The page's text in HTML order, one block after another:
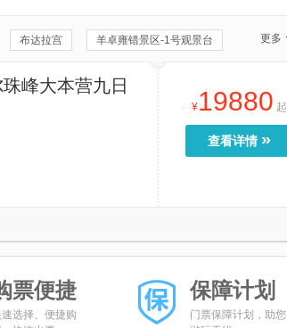
布达拉宫 羊卓雍错景区-1号观景台
万岁山
日土宗遗址
更多
峰大本营九日
¥19880 起
查看详情 »
票便捷
选择、便捷购
保障计划
门票保障计划，助您